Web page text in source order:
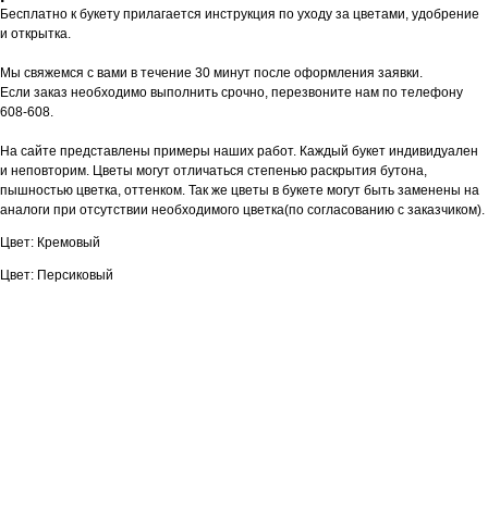
Бесплатно к букету прилагается инструкция по уходу за цветами, удобрение
и открытка.
Мы свяжемся с вами в течение 30 минут после оформления заявки.
Если заказ необходимо выполнить срочно, перезвоните нам по телефону
608-608.
На сайте представлены примеры наших работ. Каждый букет индивидуален
и неповторим. Цветы могут отличаться степенью раскрытия бутона,
пышностью цветка, оттенком. Так же цветы в букете могут быть заменены на
аналоги при отсутствии необходимого цветка(по согласованию с заказчиком).
Цвет: Кремовый
Цвет: Персиковый